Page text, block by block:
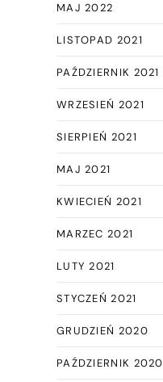
MAJ 2022
LISTOPAD 2021
PAŹDZIERNIK 2021
WRZESIEŃ 2021
SIERPIEŃ 2021
MAJ 2021
KWIECIEŃ 2021
MARZEC 2021
LUTY 2021
STYCZEŃ 2021
GRUDZIEŃ 2020
PAŹDZIERNIK 2020